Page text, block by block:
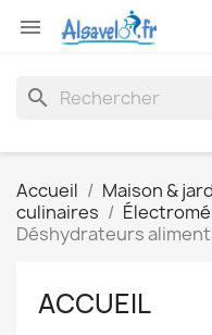

search
Accueil Maison &
culinaires
Déshydrateurs
ACCUEIL